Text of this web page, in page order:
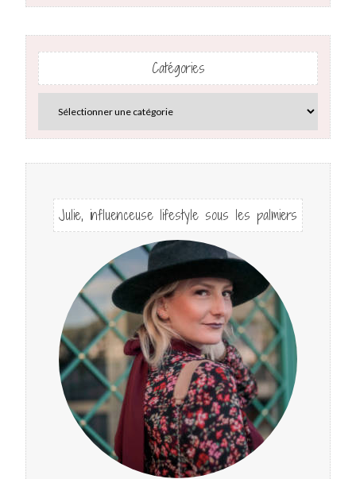
Catégories
Julie, influenceuse lifestyle sous les palmiers